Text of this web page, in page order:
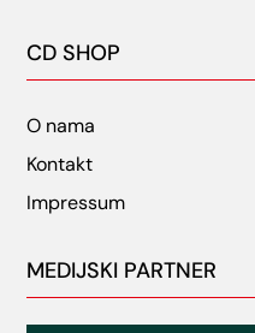
CD SHOP
O nama
Kontakt
Impressum
MEDIJSKI PARTNER